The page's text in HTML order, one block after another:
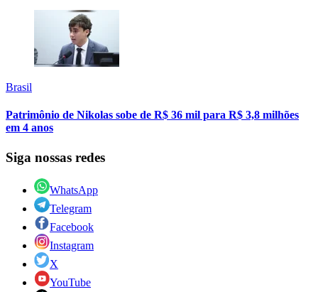
Brasil
Patrimônio de Nikolas sobe de R$ 36 mil para R$ 3,8 milhões
em 4 anos
Siga nossas redes
WhatsApp
Telegram
Facebook
Instagram
X
YouTube